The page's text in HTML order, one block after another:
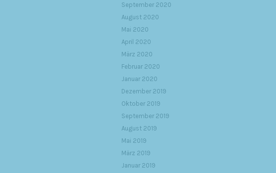
September 2020
August 2020
Mai 2020
April 2020
März 2020
Februar 2020
Januar 2020
Dezember 2019
Oktober 2019
September 2019
August 2019
Mai 2019
März 2019
Januar 2019